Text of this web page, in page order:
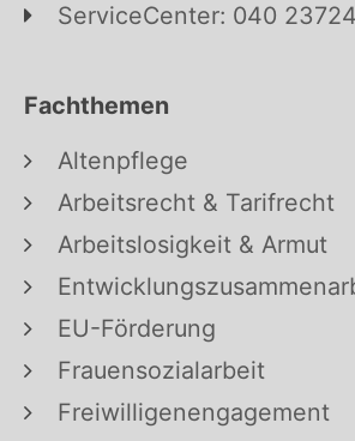
ServiceCenter: 040
Fachthemen
Altenpflege
Arbeitsrecht & Tarifrecht
Arbeitslosigkeit & Armut
EU-Förderung
Frauensozialarbeit
Freiwilligenengagement